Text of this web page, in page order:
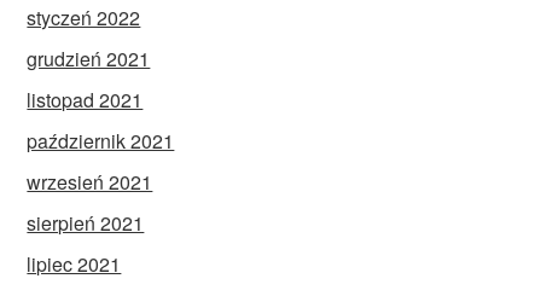
styczeń 2022
grudzień 2021
listopad 2021
październik 2021
wrzesień 2021
sierpień 2021
lipiec 2021